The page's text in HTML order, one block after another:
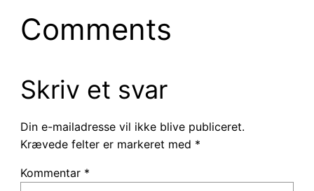
Comments
Skriv et svar
Din e-mailadresse vil ikke blive publiceret.
Krævede felter er markeret med *
Kommentar *